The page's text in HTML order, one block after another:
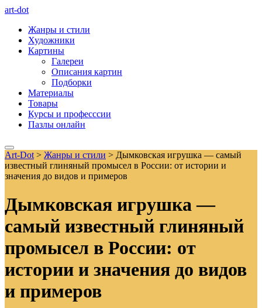
art-dot
Жанры и стили
Художники
Картины
Галереи
Описания картин
Подборки
Материалы
Товары
Курсы и професссии
Пазлы онлайн
Art-Dot > Жанры и стили > Дымковская игрушка — самый
известный глиняный промысел в России: от истории и
значения до видов и примеров
Дымковская игрушка —
самый известный глиняный
промысел в России: от
истории и значения до видов
и примеров